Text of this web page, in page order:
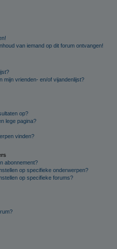
van iemand op dit forum ontvangen!
mijn vrienden- en/of vijandenlijst?
op?
lege pagina?
vinden?
abonnement?
op specifieke onderwerpen?
op specifieke forums?